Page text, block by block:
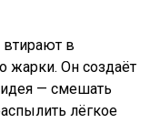
в
жарки. Он создаёт
идея — смешать
лёгкое